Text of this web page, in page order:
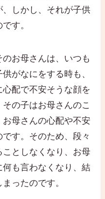
しかし、それが子供
す。
お母さんは、いつも
がなにをする時も、
配で不安そうな顔を
の子はお母さんのこ
母さんの心配や不安
す。そのため、段々
としなくなり、お母
も言わなくなり、結
ったのです。